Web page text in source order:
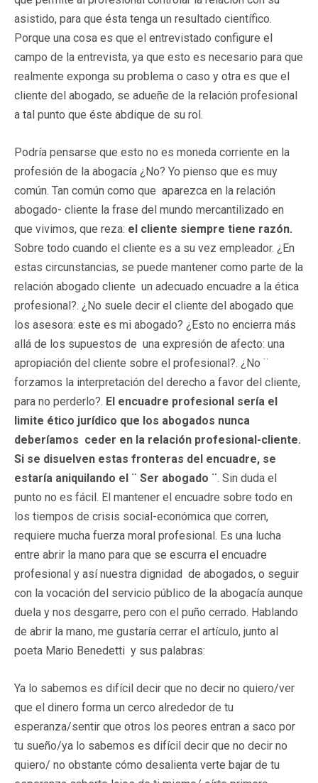
asistido, para que ésta tenga un resultado científico.
Porque una cosa es que el entrevistado configure el
campo de la entrevista, ya que esto es necesario para que
realmente exponga su problema o caso y otra es que el
cliente del abogado, se adueñe de la relación profesional
a tal punto que éste abdique de su rol.
Podría pensarse que esto no es moneda corriente en la
profesión de la abogacía ¿No? Yo pienso que es muy
común. Tan común como que aparezca en la relación
abogado- cliente la frase del mundo mercantilizado en
que vivimos, que reza: el cliente siempre tiene razón.
Sobre todo cuando el cliente es a su vez empleador. ¿En
estas circunstancias, se puede mantener como parte de la
relación abogado cliente un adecuado encuadre a la ética
profesional?. ¿No suele decir el cliente del abogado que
los asesora: este es mi abogado? ¿Esto no encierra más
allá de los supuestos de una expresión de afecto: una
apropiación del cliente sobre el profesional?. ¿No ¨
forzamos la interpretación del derecho a favor del cliente,
para no perderlo?. El encuadre profesional sería el
limite ético jurídico que los abogados nunca
deberíamos ceder en la relación profesional-cliente.
Si se disuelven estas fronteras del encuadre, se
estaría aniquilando el ¨ Ser abogado ¨. Sin duda el
punto no es fácil. El mantener el encuadre sobre todo en
los tiempos de crisis social-económica que corren,
requiere mucha fuerza moral profesional. Es una lucha
entre abrir la mano para que se escurra el encuadre
profesional y así nuestra dignidad de abogados, o seguir
con la vocación del servicio público de la abogacía aunque
duela y nos desgarre, pero con el puño cerrado. Hablando
de abrir la mano, me gustaría cerrar el artículo, junto al
poeta Mario Benedetti y sus palabras:
Ya lo sabemos es difícil decir que no decir no quiero/ver
que el dinero forma un cerco alrededor de tu
esperanza/sentir que otros los peores entran a saco por
tu sueño/ya lo sabemos es difícil decir que no decir no
quiero/ no obstante cómo desalienta verte bajar de tu